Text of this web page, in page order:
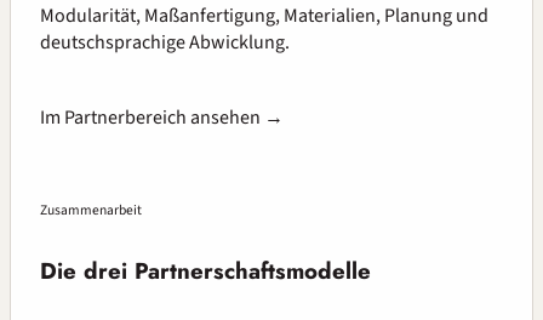
Modularität, Maßanfertigung, Materialien, Planung und
deutschsprachige Abwicklung.
Im Partnerbereich ansehen →
Zusammenarbeit
Die drei Partnerschaftsmodelle